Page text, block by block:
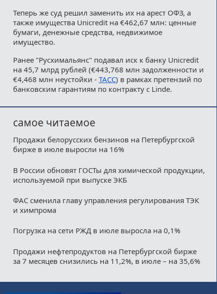
Теперь же суд решил заменить их на арест ОФЗ, а
также имущества Unicredit на €462,67 млн: ценные
бумаги, денежные средства, недвижимое
имущество.
Ранее "Русхимальянс" подавал иск к банку Unicredit
на 45,7 млрд рублей (€443,768 млн задолженности и
€4,468 млн неустойки - ТАСС) в рамках претензий по
банковским гарантиям по контракту с Linde.
самое читаемое
Продажи белорусских бензинов на Петербургской
бирже в июле выросли на 16%
В России обновят ГОСТы для химической продукции,
используемой при выпуске ЭКБ
ФАС сменила главу управления регулирования ТЭК
и химпрома
Погрузка на сети РЖД в июле выросла на 0,1%
Продажи нефтепродуктов на Петербургской бирже
за 7 месяцев снизились на 11,2%, в июле – на 35,6%